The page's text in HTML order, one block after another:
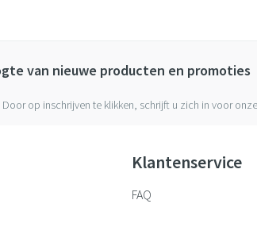
van nieuwe producten en promoties
Door op inschrijven te klikken, schrijft u zich in voor
Klantenservice
FAQ